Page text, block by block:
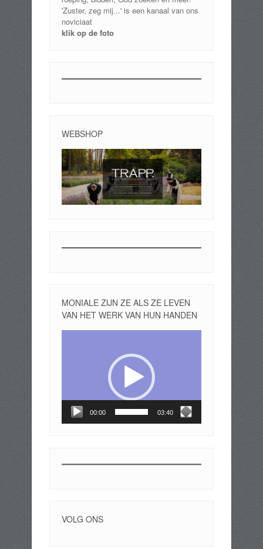
'Zuster, zeg mij...' is een kanaal van ons
noviciaat
klik op de foto
WEBSHOP
MONIALE ZIJN ZE ALS ZE LEVEN
VAN HET WERK VAN HUN HANDEN
00:00 03:40
VOLG ONS